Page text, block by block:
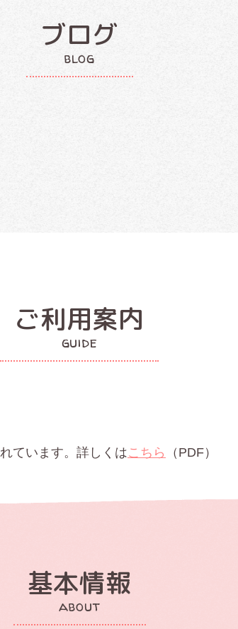
ブログ
blog
ご利用案内
guide
ています。詳しくはこちら （PDF）
基本情報
about